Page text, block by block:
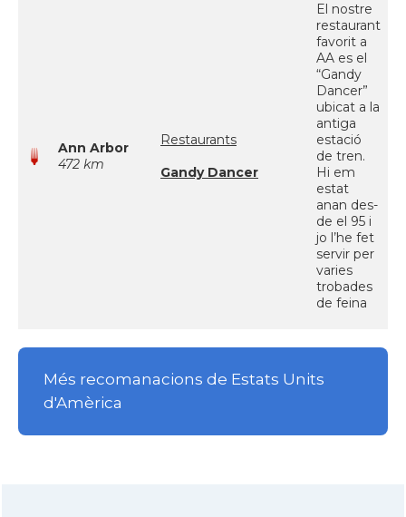
Ann Arbor
472 km
Restaurants
Gandy Dancer
El nostre
restaurant
favorit a
AA es el
“Gandy
Dancer”
ubicat a la
antiga
estació
de tren.
Hi em
estat
anan des-
de el 95 i
jo l’he fet
servir per
varies
trobades
de feina
Més recomanacions de Estats Units
d'Amèrica